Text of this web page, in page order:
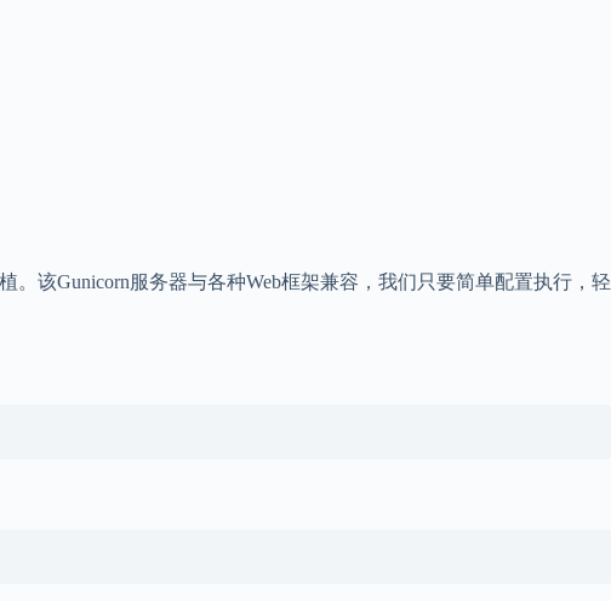
。该Gunicorn服务器与各种Web框架兼容，我们只要简单配置执行，轻